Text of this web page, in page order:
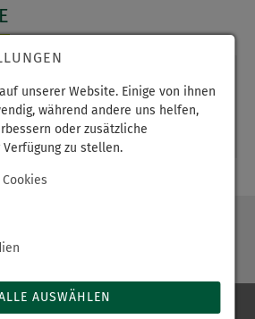
unserer Website. Einige von ihnen
während andere uns helfen,
oder zusätzliche
zu stellen.
AUSWÄHLEN